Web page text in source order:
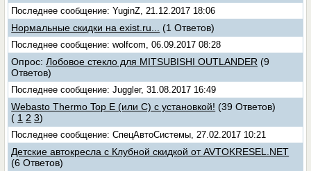
Последнее сообщение: YuginZ, 21.12.2017 18:06
Нормальные скидки на exist.ru... (1 Ответов)
Последнее сообщение: wolfcom, 06.09.2017 08:28
Опрос:Лобовое стекло для MITSUBISHI OUTLANDER (9
Ответов)
Последнее сообщение: Juggler, 31.08.2017 16:49
Webasto Thermo Top Е (или C) c установкой! (39 Ответов)
( 1 2 3)
Последнее сообщение: СпецАвтоСистемы, 27.02.2017 10:21
Детские автокресла с Клубной скидкой от AVTOKRESEL.NET
(6 Ответов)